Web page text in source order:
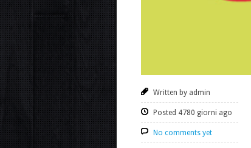
Written by admin
Posted 4780 giorni ago
No comments yet